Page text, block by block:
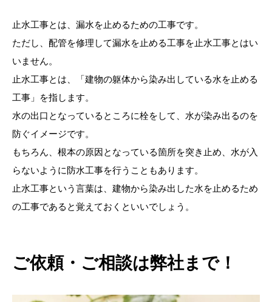
止水工事とは、漏水を止めるための工事です。
ただし、配管を修理して漏水を止める工事を止水工事とはい
いません。
止水工事とは、「建物の躯体から染み出している水を止める
工事」を指します。
水の出口となっているところに栓をして、水が染み出るのを
防ぐイメージです。
もちろん、根本の原因となっている箇所を突き止め、水が入
らないように防水工事を行うこともあります。
止水工事という言葉は、建物から染み出した水を止めるため
の工事であると覚えておくといいでしょう。
ご依頼・ご相談は弊社まで！